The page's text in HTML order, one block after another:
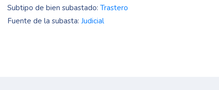
Subtipo de bien subastado: Trastero
Fuente de la subasta: Judicial